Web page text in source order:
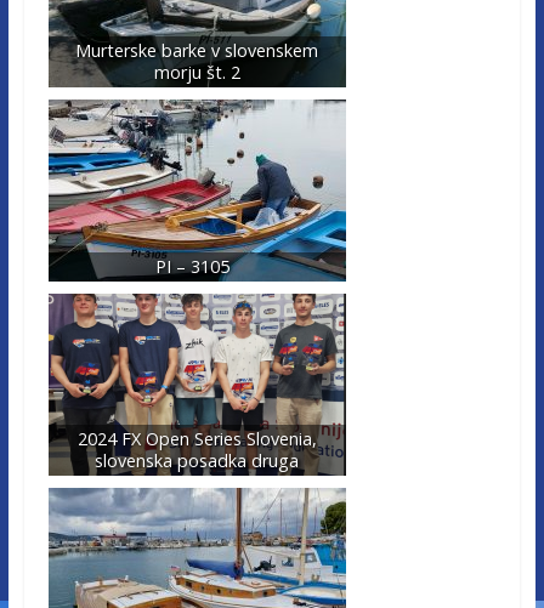
Murterske barke v slovenskem
morju št. 2
PI – 3105
2024 FX Open Series Slovenia,
slovenska posadka druga